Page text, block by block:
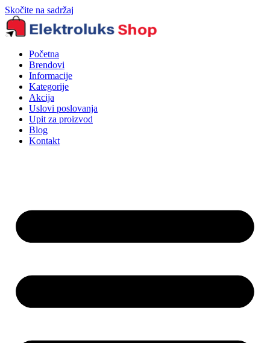
Skočite na sadržaj
Početna
Brendovi
Informacije
Kategorije
Akcija
Uslovi poslovanja
Upit za proizvod
Blog
Kontakt